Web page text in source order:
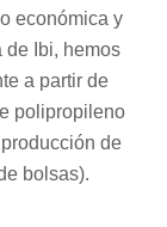
económica y
de Ibi, hemos
a partir de
polipropileno
de
bolsas).